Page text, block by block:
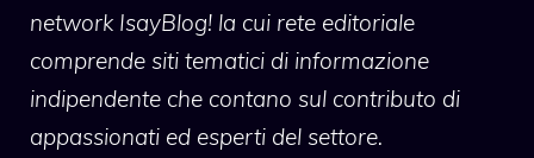
network IsayBlog! la cui rete editoriale
comprende siti tematici di informazione
indipendente che contano sul contributo di
appassionati ed esperti del settore.